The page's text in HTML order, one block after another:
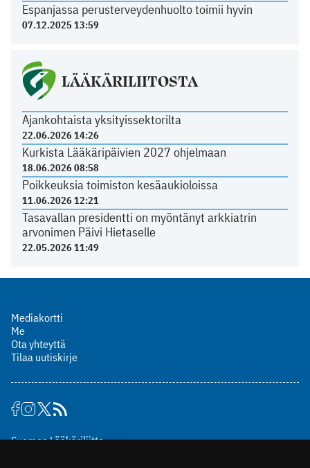
Espanjassa perusterveydenhuolto toimii hyvin
07.12.2025 13:59
LÄÄKÄRILIITOSTA
Ajankohtaista yksityissektorilta
22.06.2026 14:26
Kurkista Lääkäripäivien 2027 ohjelmaan
18.06.2026 08:58
Poikkeuksia toimiston kesäaukioloissa
11.06.2026 12:21
Tasavallan presidentti on myöntänyt arkkiatrin
arvonimen Päivi Hietaselle
22.05.2026 11:49
Mediakortti
Me
Ota yhteyttä
Tilaa uutiskirje
Suomen Lääkäriliitto